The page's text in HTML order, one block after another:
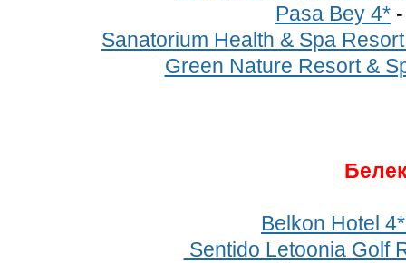
Pasa Bey 4*
Sanatorium Health & Spa
Green Nature Resort &
Belkon Hotel
Sentido Letoonia Golf